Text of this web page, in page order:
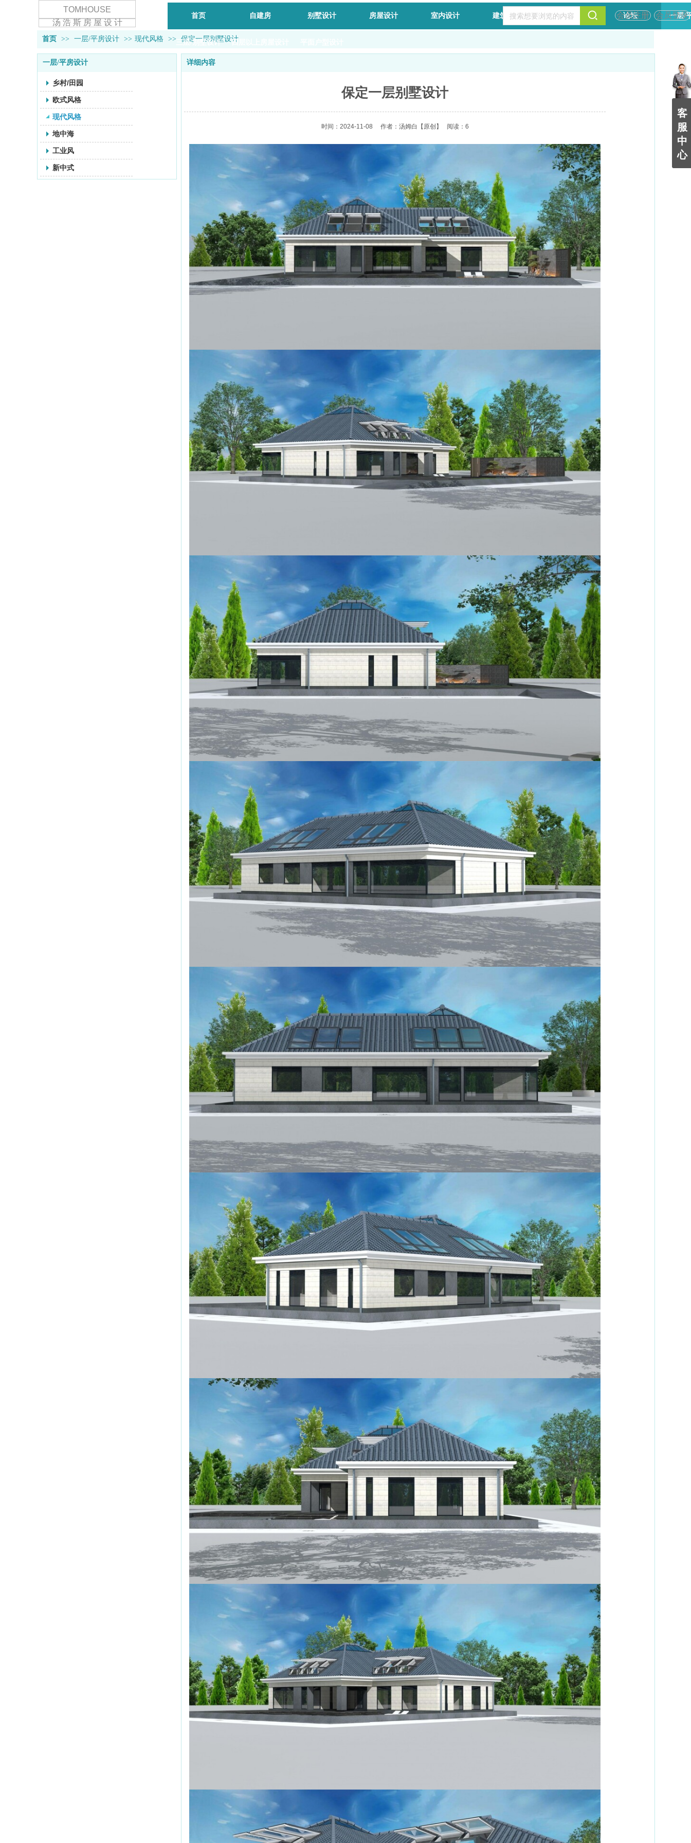
会员注册
TOMHOUSE
汤 浩 斯 房 屋 设 计
会员登录
首页 自建房 别墅设计 房屋设计 室内设计 建筑设计 规划设计 论坛 一层/
三层/别墅设计 四层以上房屋设计
首页 >> 一层/平房设计 >> 现代风格 >> 保定一层别墅设计
一层/平房设计
乡村/田园
欧式风格
现代风格
地中海
工业风
新中式
详细内容
保定一层别墅设计
时间：2024-11-08 作者：汤姆白 【原创】 阅读：6
客
服
中
心